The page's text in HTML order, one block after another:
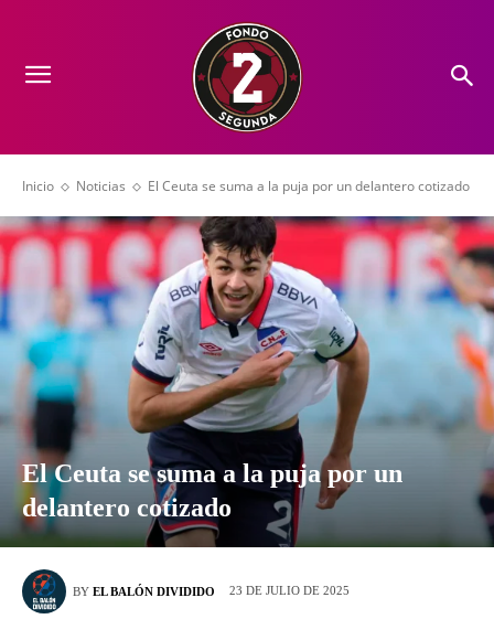
Inicio Noticias El Ceuta se suma a la puja por un delantero cotizado
El Ceuta se suma a la puja por un
delantero cotizado
BY EL BALÓN DIVIDIDO 23 DE JULIO DE 2025